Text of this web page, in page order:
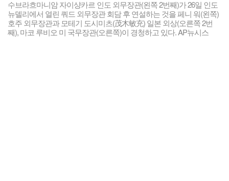
수브라흐마니암 자이샹카르 인도 외무장관(왼쪽 2번째)가 26일 인도
뉴델리에서 열린 쿼드 외무장관 회담 후 연설하는 것을 페니 워(왼쪽)
호주 외무장관과 모테기 도시미츠(茂木敏充) 일본 외상(오른쪽 2번
째), 마코 루비오 미 국무장관(오른쪽)이 경청하고 있다. AP뉴시스